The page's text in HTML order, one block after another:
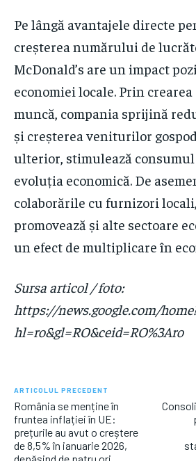
Pe lângă avantajele directe
creșterea numărului de
McDonald’s are un impact
economiei locale. Prin
muncă, compania sprijină
și creșterea veniturilor
ulterior, stimulează
evoluția economică. De
colaborările cu furnizori
promovează și alte sectoare
un efect de multiplicare în
Sursa articol / foto:
https://news.google.com/
hl=ro&gl=RO&ceid=RO%3Aro
ARTICOLUL PRECEDENT
România se menține în
fruntea inflației în UE:
prețurile au avut o creștere
de 8,5% în ianuarie 2026,